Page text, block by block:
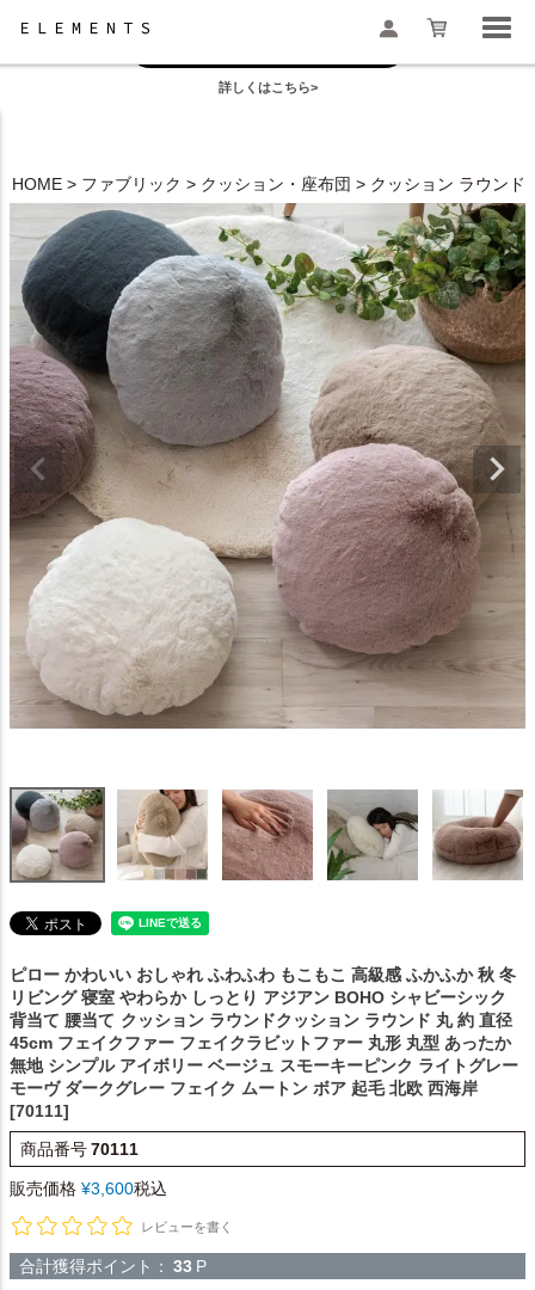
お盆の模様替えは今がおすすめ！
詳しくはこちら>
HOME ファブリック クッション・座布団 クッション ラウンド
ピロー かわいい おしゃれ ふわふわ もこもこ 高級感 ふかふか 秋 冬
リビング 寝室 やわらか しっとり アジアン BOHO シャビーシック
背当て 腰当て クッション ラウンドクッション ラウンド 丸 約 直径
45cm フェイクファー フェイクラビットファー 丸形 丸型 あったか
無地 シンプル アイボリー ベージュ スモーキーピンク ライトグレー
モーヴ ダークグレー フェイク ムートン ボア 起毛 北欧 西海岸
[70111]
商品番号70111
販売価格 ¥3,600税込
レビューを書く
合計獲得ポイント： 33 P